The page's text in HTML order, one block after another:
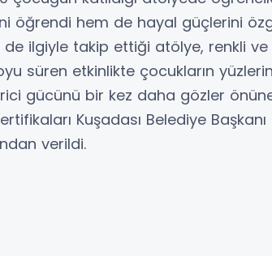
öğrendi hem de hayal güçlerini
de ilgiyle takip ettiği atölye, renkli
süren etkinlikte çocukların
gücünü bir kez daha gözler
Kuşadası Belediye Başkanı
verildi.